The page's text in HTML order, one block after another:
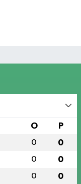
O P
0 0
0 0
0 0